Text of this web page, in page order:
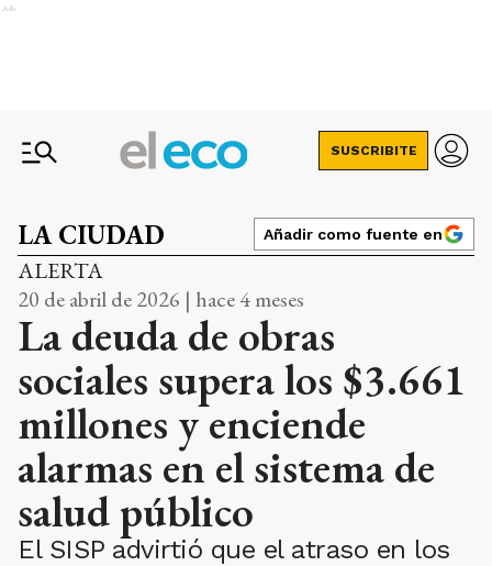
Ads
SUSCRIBITE
LA CIUDAD Añadir como fuente en
ALERTA
20 de abril de 2026 | hace 4 meses
La deuda de obras
sociales supera los $3.661
millones y enciende
alarmas en el sistema de
salud público
El SISP advirtió que el atraso en los